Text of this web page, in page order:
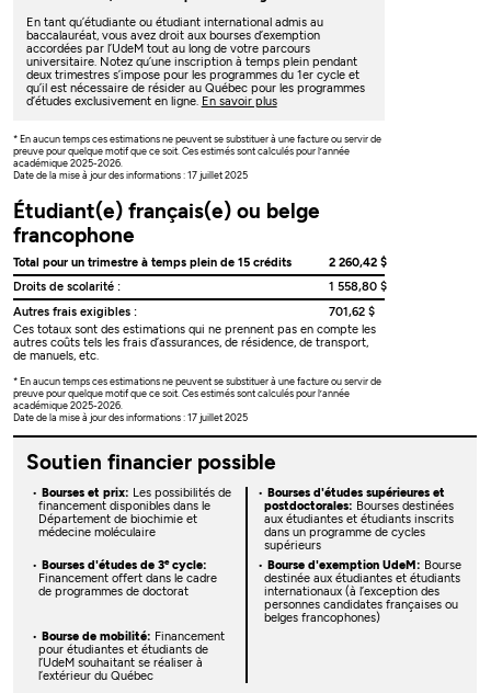
En tant qu’étudiante ou étudiant international admis au
baccalauréat, vous avez droit aux bourses d’exemption
accordées par l’UdeM tout au long de votre parcours
universitaire. Notez qu’une inscription à temps plein pendant
deux trimestres s’impose pour les programmes du 1er cycle et
qu’il est nécessaire de résider au Québec pour les programmes
d’études exclusivement en ligne. En savoir plus
* En aucun temps ces estimations ne peuvent se substituer à une facture ou servir de
preuve pour quelque motif que ce soit. Ces estimés sont calculés pour l’année
académique 2025-2026.
Date de la mise à jour des informations : 17 juillet 2025
Étudiant(e) français(e) ou belge
francophone
Total pour un trimestre à temps plein de 15 crédits
2 260,42 $
Droits de scolarité :
1 558,80 $
Autres frais exigibles :
701,62 $
Ces totaux sont des estimations qui ne prennent pas en compte les
autres coûts tels les frais d’assurances, de résidence, de transport,
de manuels, etc.
* En aucun temps ces estimations ne peuvent se substituer à une facture ou servir de
preuve pour quelque motif que ce soit. Ces estimés sont calculés pour l’année
académique 2025-2026.
Date de la mise à jour des informations : 17 juillet 2025
Soutien financier possible
Bourses et prix: Les possibilités de
financement disponibles dans le
Département de biochimie et
médecine moléculaire
Bourses d'études supérieures et
postdoctorales: Bourses destinées
aux étudiantes et étudiants inscrits
dans un programme de cycles
supérieurs
Bourses d'études de 3ecycle:
Financement offert dans le cadre
de programmes de doctorat
Bourse d'exemption UdeM: Bourse
destinée aux étudiantes et étudiants
internationaux (à l’exception des
personnes candidates françaises ou
belges francophones)
Bourse de mobilité: Financement
pour étudiantes et étudiants de
l’UdeM souhaitant se réaliser à
l’extérieur du Québec